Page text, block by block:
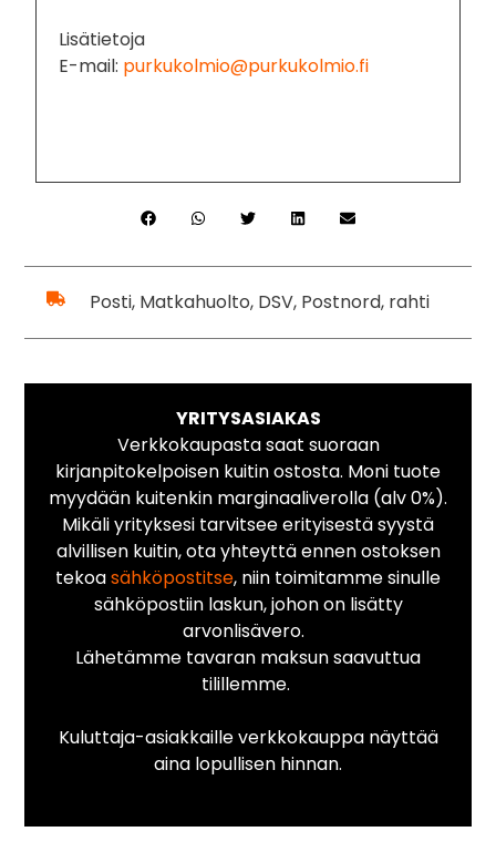
Lisätietoja
E-mail: purkukolmio@purkukolmio.fi
Posti, Matkahuolto, DSV, Postnord, rahti
YRITYSASIAKAS
Verkkokaupasta saat suoraan
kirjanpitokelpoisen kuitin ostosta. Moni tuote
myydään kuitenkin marginaaliverolla (alv 0%).
Mikäli yrityksesi tarvitsee erityisestä syystä
alvillisen kuitin, ota yhteyttä ennen ostoksen
tekoasähköpostitse, niin toimitamme sinulle
sähköpostiin laskun, johon on lisätty
arvonlisävero.
Lähetämme tavaran maksun saavuttua
tilillemme.
Kuluttaja-asiakkaille verkkokauppa näyttää
aina lopullisen hinnan.